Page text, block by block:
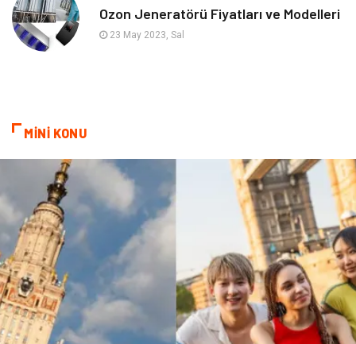
Astroloji
Kına Gecesi genel blog
Sigorta Veteriner
kadınlar ve takı sağlık
Ozon Jeneratörü Fiyatları ve Modelleri
23 May 2023, Sal
MİNİ KONU